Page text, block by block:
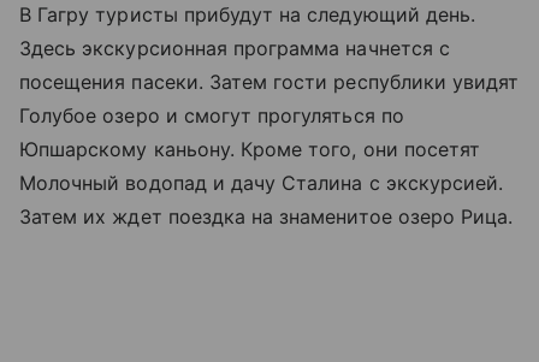
В Гагру туристы прибудут на следующий день.
Здесь экскурсионная программа начнется с
посещения пасеки. Затем гости республики увидят
Голубое озеро и смогут прогуляться по
Юпшарскому каньону. Кроме того, они посетят
Молочный водопад и дачу Сталина с экскурсией.
Затем их ждет поездка на знаменитое озеро Рица.